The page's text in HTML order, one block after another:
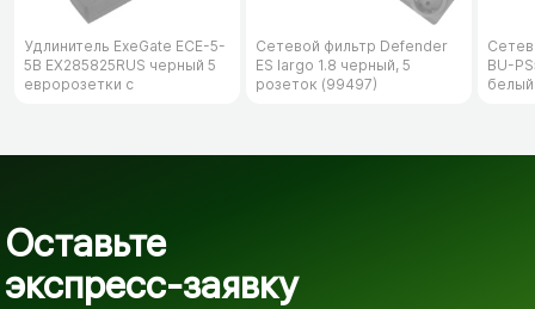
Удлинитель ExeGate ECE-5-
5B EX285825RUS черный 5
евророзетки с
Сетевой фильтр Defender
ES largo 1.8 черный, 5
розеток (99497)
BU-
белый
Оставьте
экспресс-заявку